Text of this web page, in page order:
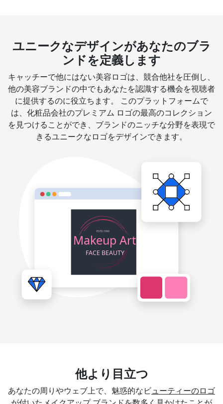
ユニークなデザインがあなたのブラ
ンドを定義します
キャッチーで他にはない美容ロゴは、競合他社を圧倒し、
他の美容ブランドの中でもあなたを認識する機会を視聴者
に提供するのに役立ちます。 このプラットフォームで
は、化粧品会社のプレミアム ロゴの最高のコレクション
を見つけることができ、ブランドのニッチな分野を表現で
きるユニークなロゴをデザインできます。
他より目立つ
あなたの周りやウェブ上で、魅惑的なビ ューティーのロゴ